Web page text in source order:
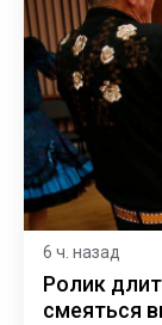
6 ч. назад
Ролик
смеяться